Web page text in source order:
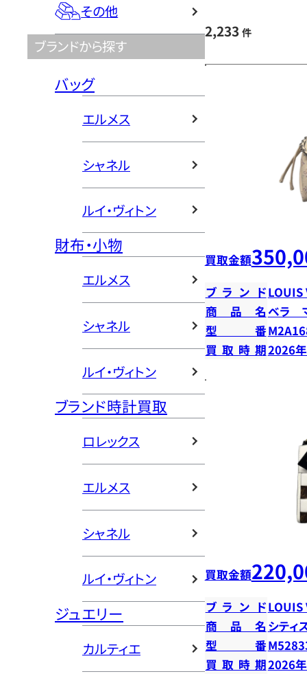
その他
ブランドから探す
バッグ
エルメス
シャネル
ルイ・ヴィトン
財布・小物
エルメス
シャネル
ルイ・ヴィトン
ブランド時計買取
ロレックス
エルメス
シャネル
ルイ・ヴィトン
ジュエリー
カルティエ
2,233 件
買取金額
ブランドLOUIS
商品名ベラ
型番
買取時期2026
買取金額
ブランドLOUIS
商品名 シティ
型番
買取時期2026